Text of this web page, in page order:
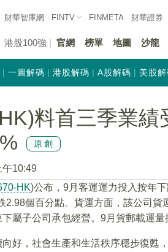
財華智庫網 FINTV FINMETA 財華證券
港股100強 官網 榜單 地圖 沙龍
一圖解碼 港股解碼 A股解碼 美股
料首三季業績
原創
午10:49
HK)公布，9月客運運力投入按年
2.98個百分點。貨運方面，該公司
屬子公司承包經營。9月貨郵載運量
好，社會生產和生活秩序穩步復甦